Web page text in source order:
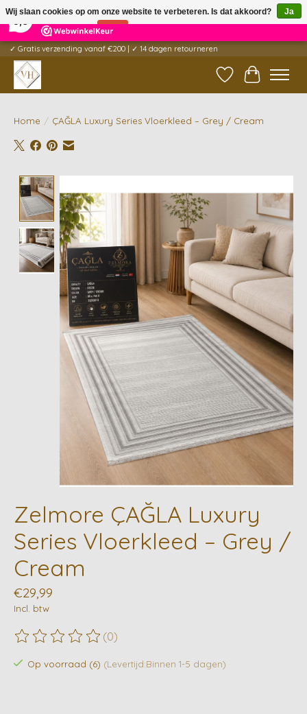
5 Reviews ×
✓ Gratis verzending vanaf €200 | ✓ 14 dagen retourneren
Verlanglijst
Home / ÇAĞLA Luxury Series Vloerkleed – Grey / Cream
Zelmore ÇAĞLA Luxury
Series Vloerkleed – Grey /
Cream
€29,99
Incl. btw
De beoordeling van dit product is
(0)
Op voorraad (6) (Levertijd:Binnen 1-5 dagen)
Wij slaan cookies op om onze website te verbeteren. Is dat akkoord?
Ja
Nee